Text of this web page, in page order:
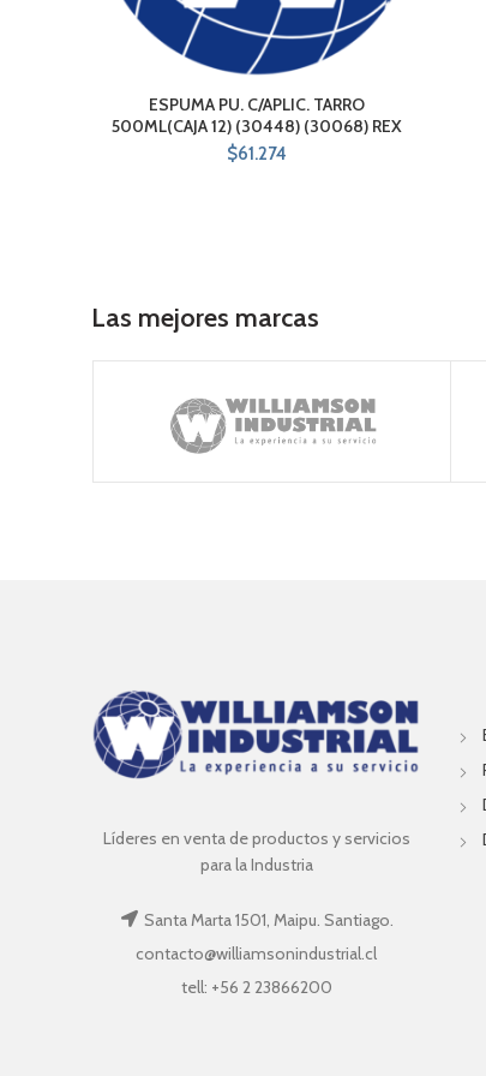
ESPUMA PU. C/APLIC. TARRO
500ML(CAJA 12) (30448) (30068) REX
$61.274
Las mejores marcas
Líderes en venta de productos y servicios
para la Industria
Santa Marta 1501, Maipu. Santiago.
contacto@williamsonindustrial.cl
tell: +56 2 23866200